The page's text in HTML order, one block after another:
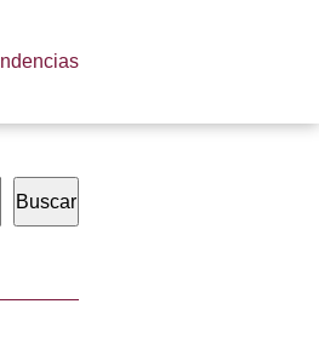
Buscar